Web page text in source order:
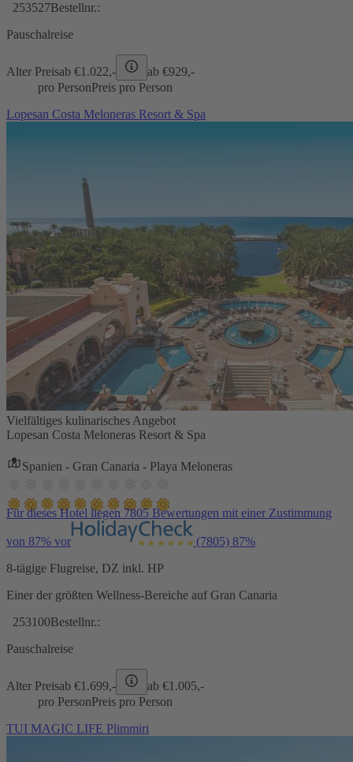
253527Bestellnr.:
Pauschalreise
Alter Preisab €1.022,- ab €929,-
pro PersonPreis pro Person
Lopesan Costa Meloneras Resort & Spa
Vielfältiges kulinarisches Angebot
Lopesan Costa Meloneras Resort & Spa
Spanien - Gran Canaria - Playa Meloneras
Für dieses Hotel liegen 7805 Bewertungen mit einer Zustimmung
von 87% vor (7805) 87%
8-tägige Flugreise, DZ inkl. HP
Einer der größten Wellness-Bereiche auf Gran Canaria
253100Bestellnr.:
Pauschalreise
Alter Preisab €1.699,- ab €1.005,-
pro PersonPreis pro Person
TUI MAGIC LIFE Plimmiri